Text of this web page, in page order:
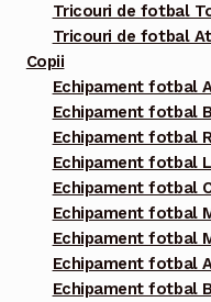
Tricouri de fotbal
Tricouri de fotbal
Copii
Echipament fotbal
Echipament fotbal
Echipament fotbal
Echipament fotbal
Echipament fotbal
Echipament fotbal
Echipament fotbal
Echipament fotbal
Echipament fotbal